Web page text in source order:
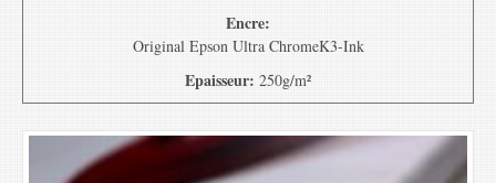
Encre:
Original Epson Ultra ChromeK3-Ink
Epaisseur: 250g/m²